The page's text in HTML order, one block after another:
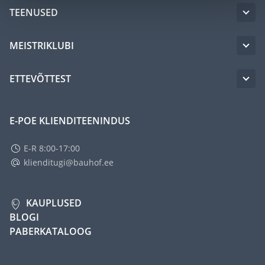
TEENUSED
MEISTRIKLUBI
ETTEVÕTTEST
E-POE KLIENDITEENINDUS
E-R 8:00-17:00
klienditugi@bauhof.ee
KAUPLUSED
BLOGI
PABERKATALOOG